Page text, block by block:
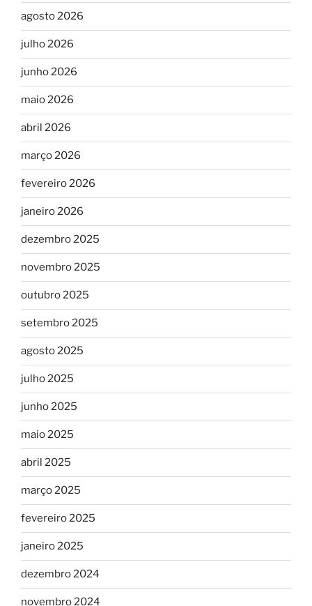
agosto 2026
julho 2026
junho 2026
maio 2026
abril 2026
março 2026
fevereiro 2026
janeiro 2026
dezembro 2025
novembro 2025
outubro 2025
setembro 2025
agosto 2025
julho 2025
junho 2025
maio 2025
abril 2025
março 2025
fevereiro 2025
janeiro 2025
dezembro 2024
novembro 2024